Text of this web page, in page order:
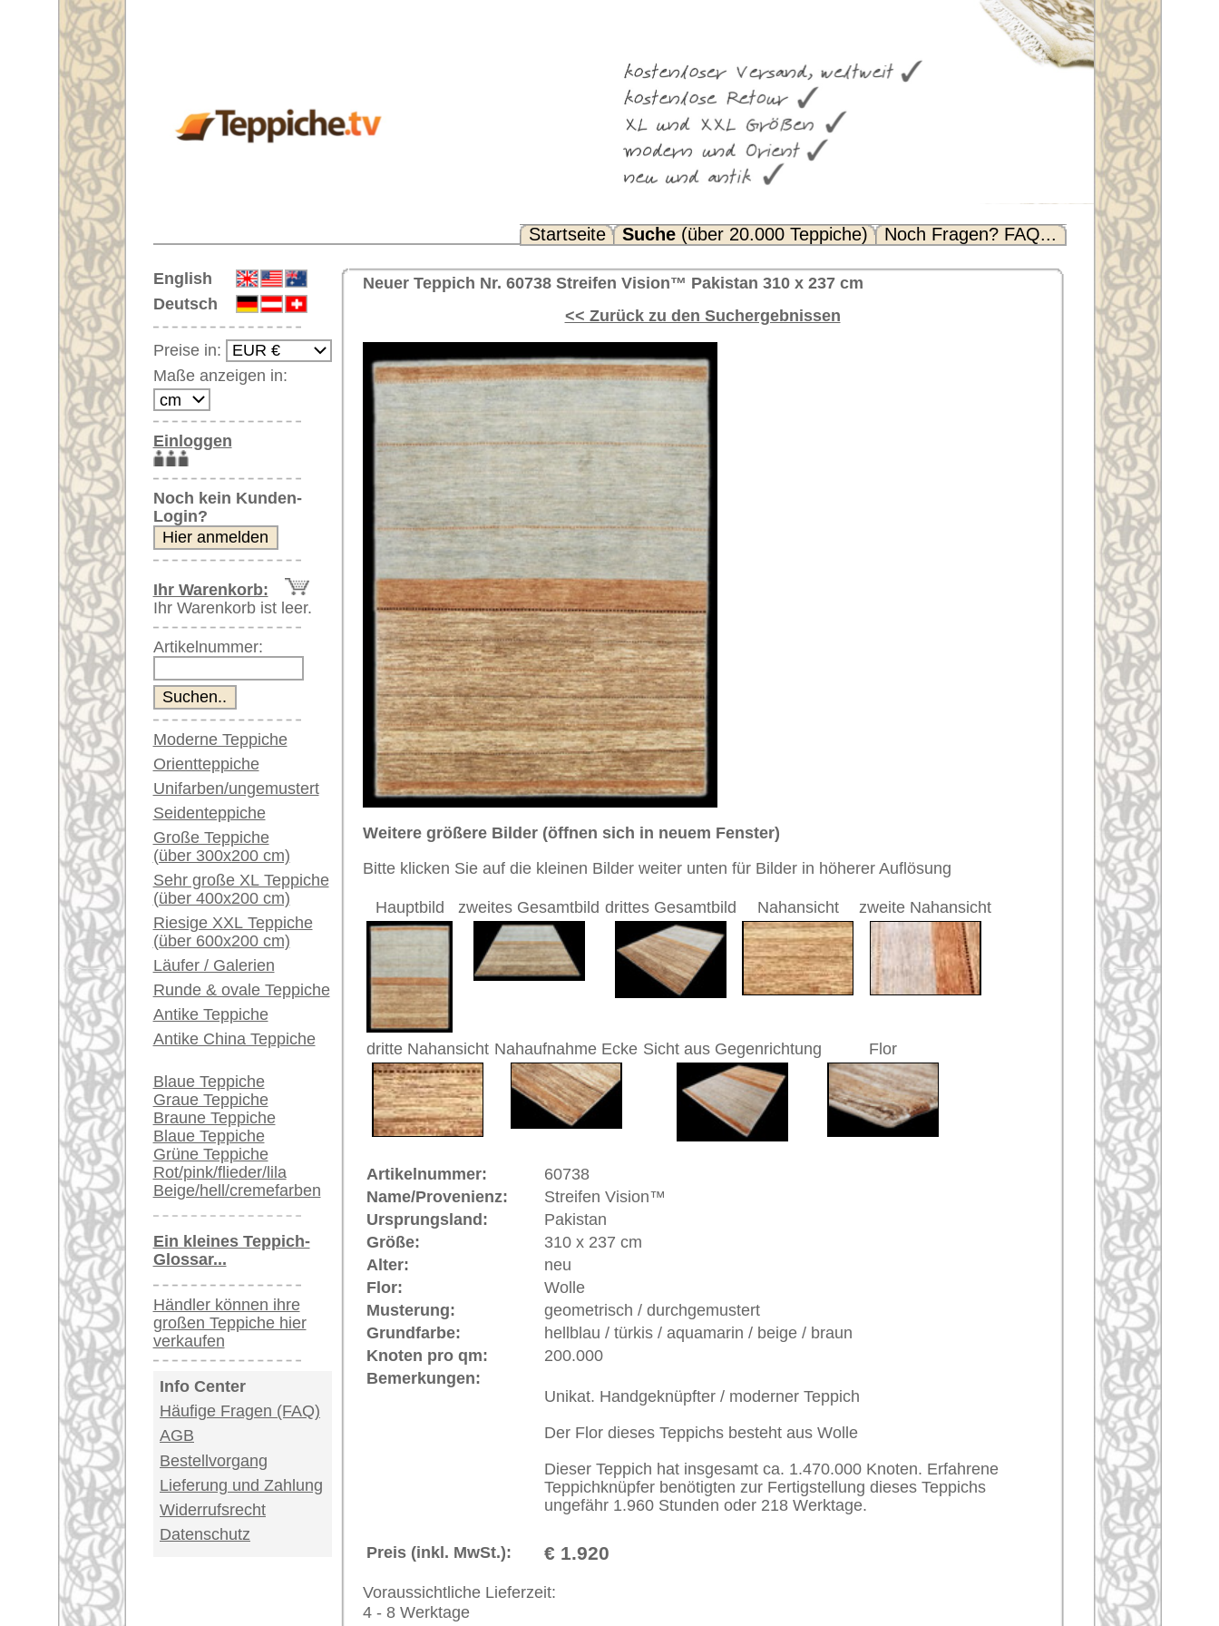
Noch Fragen? FAQ...
English
Deutsch
Preise in:
Maße anzeigen in:
Einloggen
Noch kein Kunden-
Login?
Ihr Warenkorb:
Ihr Warenkorb ist leer.
Artikelnummer:
Moderne Teppiche
Orientteppiche
Unifarben/ungemustert
Seidenteppiche
Große Teppiche
(über 300x200 cm)
Sehr große XL Teppiche
(über 400x200 cm)
Riesige XXL Teppiche
(über 600x200 cm)
Läufer / Galerien
Runde & ovale Teppiche
Antike Teppiche
Antike China Teppiche
Blaue Teppiche
Graue Teppiche
Braune Teppiche
Blaue Teppiche
Grüne Teppiche
Rot/pink/flieder/lila
Beige/hell/cremefarben
Ein kleines Teppich-
Glossar...
Händler können ihre
großen Teppiche hier
verkaufen
Info Center
Häufige Fragen (FAQ)
AGB
Bestellvorgang
Lieferung und Zahlung
Widerrufsrecht
Datenschutz
Weitere größere Bilder (öffnen sich in neuem Fenster)
Bitte klicken Sie auf die kleinen Bilder weiter unten für Bilder in höherer Auflösung
Hauptbild zweites Gesamtbild drittes Gesamtbild Nahansicht zweite Nahansicht
Nahaufnahme Ecke Sicht aus Gegenrichtung Flor
Artikelnummer: 60738
Name/Provenienz: Streifen Vision™
Ursprungsland:
310 x 237 cm
Alter:
Flor:
Musterung:
geometrisch / durchgemustert
Grundfarbe:
Knoten pro qm:
200.000
Bemerkungen:
Unikat. Handgeknüpfter / moderner Teppich
Der Flor dieses Teppichs besteht aus Wolle
Dieser Teppich hat insgesamt ca. 1.470.000 Knoten. Erfahrene
Teppichknüpfer benötigten zur Fertigstellung dieses Teppichs
ungefähr 1.960 Stunden oder 218 Werktage.
Preis (inkl. MwSt.): € 1.920
4 - 8 Werktage
in Warenkorb
Teppiche.tv - große moderne Teppiche | neue und antike Orientteppiche -
riesige Auswahl
Kundenservice:
Deutschland / Österreich: +49 (0)40 450 4102
United Kingdom: +44 (0)20 7183 4544
USA / Canada: +1 646-688-1335
Impressum|Kontakt|Geschäftsbedingungen